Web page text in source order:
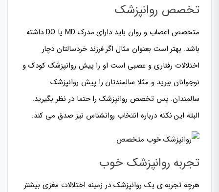
تخصص روانپزشک
متخصص اعصاب و روان باید دارای مدرک MD یا DO داشته
باشد. بهتر است بعنوان مثال اگر فرزند خردسالتان دچار
اختلالات رفتاری و عصبی است او را پیش روانپزشک کودک و
نوجوانان ببرید و مثلا سالمندتان را پیش روانپزشک
سالمندان. پس تخصص روانپزشک را حتما در نظر بگیرید.
البته این نکته درباره انتخاب روانشناس نیز صدق می کند.
تجربه روانپزشک خوب
هرچه تجربه ی یک روانپزشک در زمینه اختلالات مغزی بیشتر